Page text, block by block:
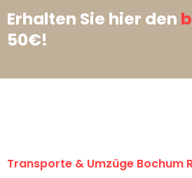
Erhalten Sie hier den
50€!
Transporte & Umzüge Bochum